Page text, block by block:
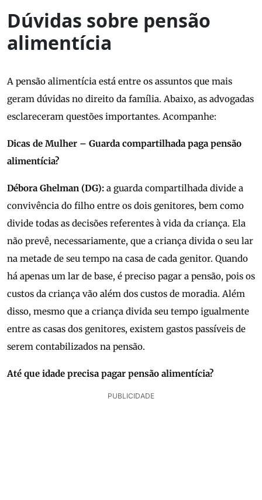
Dúvidas sobre pensão
alimentícia
A pensão alimentícia está entre os assuntos que mais
geram dúvidas no direito da família. Abaixo, as advogadas
esclareceram questões importantes. Acompanhe:
Dicas de Mulher – Guarda compartilhada paga pensão
alimentícia?
Débora Ghelman (DG): a guarda compartilhada divide a
convivência do filho entre os dois genitores, bem como
divide todas as decisões referentes à vida da criança. Ela
não prevê, necessariamente, que a criança divida o seu lar
na metade de seu tempo na casa de cada genitor. Quando
há apenas um lar de base, é preciso pagar a pensão, pois os
custos da criança vão além dos custos de moradia. Além
disso, mesmo que a criança divida seu tempo igualmente
entre as casas dos genitores, existem gastos passíveis de
serem contabilizados na pensão.
Até que idade precisa pagar pensão alimentícia?
PUBLICIDADE